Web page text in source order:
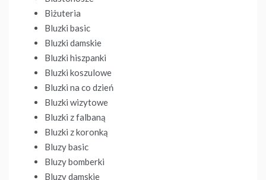
Biżuteria
Bluzki basic
Bluzki damskie
Bluzki hiszpanki
Bluzki koszulowe
Bluzki na co dzień
Bluzki wizytowe
Bluzki z falbaną
Bluzki z koronką
Bluzy basic
Bluzy bomberki
Bluzy damskie